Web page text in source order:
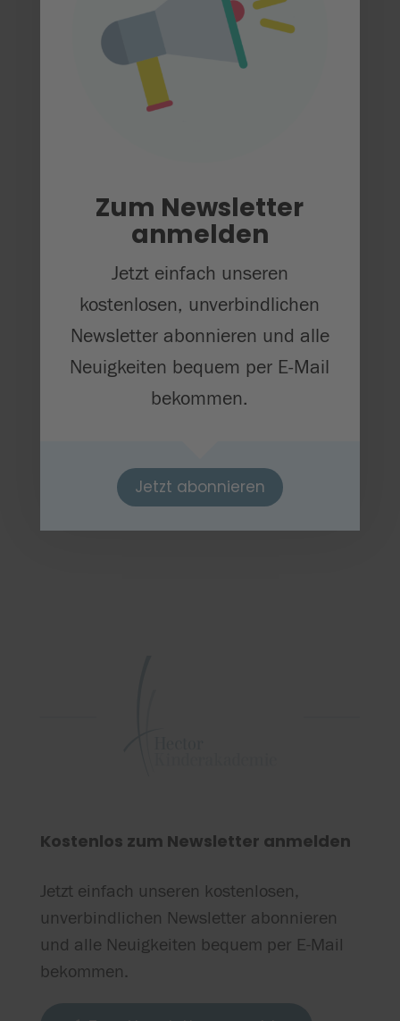
Begabungsförderung –
wie geht das zusammen?
Medienkontakt

jennifer.raffler@uni-
tuebingen.de
Zurück zur Übersicht 5
Kostenlos zum Newsletter anmelden
Jetzt einfach unseren kostenlosen,
unverbindlichen Newsletter abonnieren
und alle Neuigkeiten bequem per E-Mail
bekommen.
Zum Newsletter
anmelden
Jetzt einfach unseren
kostenlosen, unverbindlichen
Newsletter abonnieren und alle
Neuigkeiten bequem per E-Mail
bekommen.
Jetzt abonnieren